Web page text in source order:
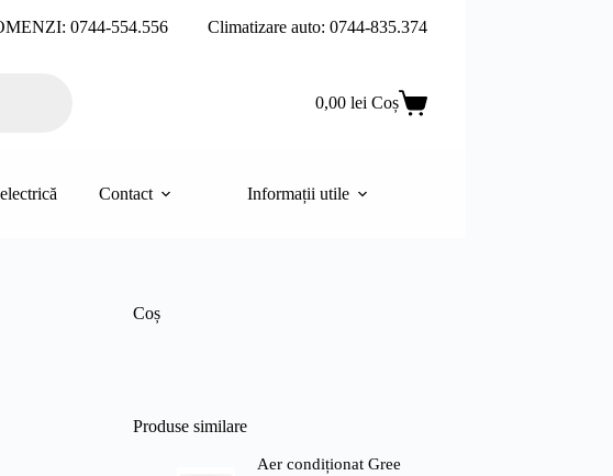
0744-554.556 Climatizare auto: 0744-835.374
0,00 lei Coș
Contact Informații utile
Coș
Produse similare
Aer condiționat Gree